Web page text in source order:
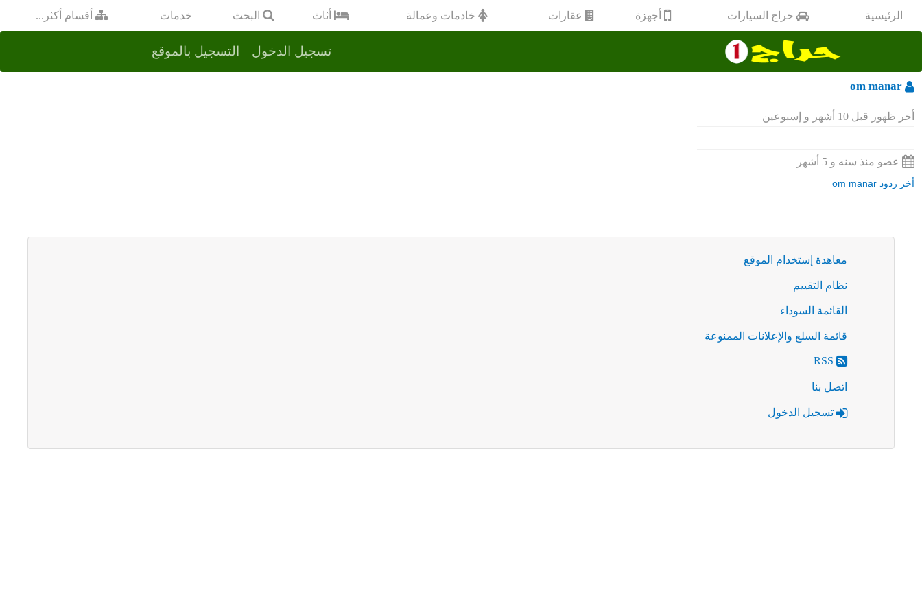
الرئيسية حراج السيارات أجهزة عقارات خادمات وعمالة أثاث البحث خدمات أقسام أكثر...
التسجيل بالموقع تسجيل الدخول
om manar
أخر ظهور قبل 10 أشهر و إسبوعين
عضو منذ سنه و 5 أشهر
أخر ردود om manar
معاهدة إستخدام الموقع
نظام التقييم
القائمة السوداء
قائمة السلع والإعلانات الممنوعة
RSS
اتصل بنا
تسجيل الدخول